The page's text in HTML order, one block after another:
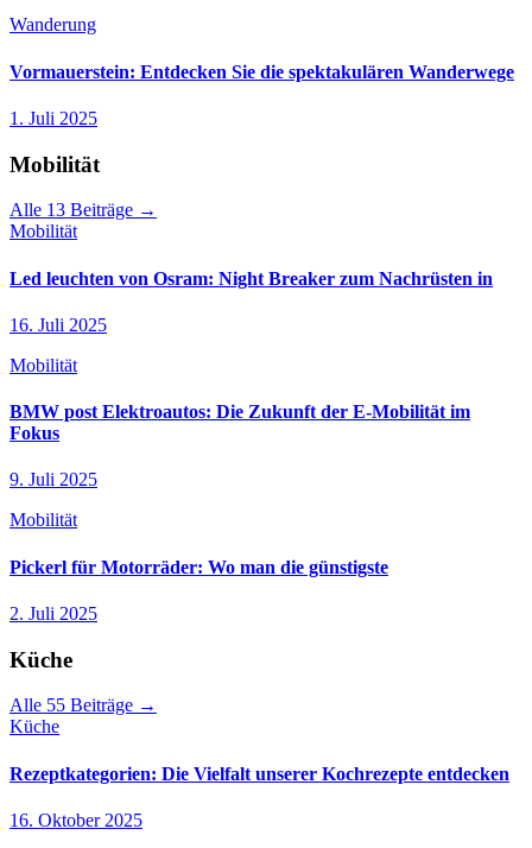
Wanderung
Vormauerstein: Entdecken Sie die spektakulären Wanderwege
1. Juli 2025
Mobilität
Alle 13 Beiträge →
Mobilität
Led leuchten von Osram: Night Breaker zum Nachrüsten in
16. Juli 2025
Mobilität
BMW post Elektroautos: Die Zukunft der E-Mobilität im
Fokus
9. Juli 2025
Mobilität
Pickerl für Motorräder: Wo man die günstigste
2. Juli 2025
Küche
Alle 55 Beiträge →
Küche
Rezeptkategorien: Die Vielfalt unserer Kochrezepte entdecken
16. Oktober 2025